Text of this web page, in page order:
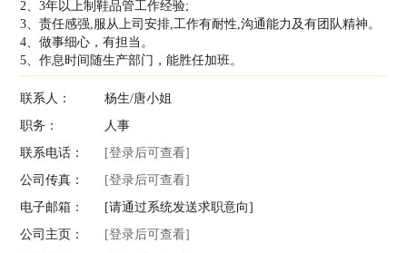
2、3年以上制鞋品管工作经验;
3、责任感强,服从上司安排,工作有耐性,沟通能力及有团队精神。
4、做事细心，有担当。
5、作息时间随生产部门，能胜任加班。
联系人：
杨生/唐小姐
职务：
人事
联系电话：
[登录后可查看]
公司传真：
[登录后可查看]
电子邮箱：
[请通过系统发送求职意向]
公司主页：
[登录后可查看]